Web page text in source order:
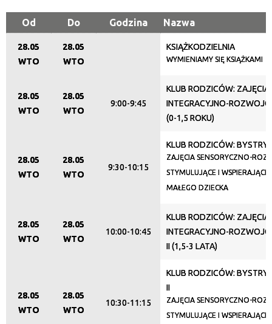
Promowane
Od Do Godzina Nazwa
28.05
WTO
28.05
WTO
KSIĄŻKODZIELNIA
WYMIENIAMY SIĘ KSIĄŻKAMI
28.05
WTO
28.05
WTO
9:00-9:45
KLUB RODZICÓW: ZAJĘCIA
INTEGRACYJNO-
(0-1,5 ROKU)
28.05
WTO
28.05
WTO
9:30-10:15
KLUB RODZICÓW: BYSTRY
ZAJĘCIA SENSORYCZNO-
STYMULUJĄCE I
MAŁEGO DZIECKA
28.05
WTO
28.05
WTO
10:00-10:45
KLUB RODZICÓW: ZAJĘCIA
INTEGRACYJNO-
II (1,5-3 LATA)
28.05
WTO
28.05
WTO
10:30-11:15
KLUB RODZICÓW: BYSTRY
II
ZAJĘCIA SENSORYCZNO-
STYMULUJĄCE I